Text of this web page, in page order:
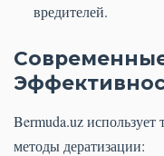
вредителей.
Bermuda.uz
методы дератизации: